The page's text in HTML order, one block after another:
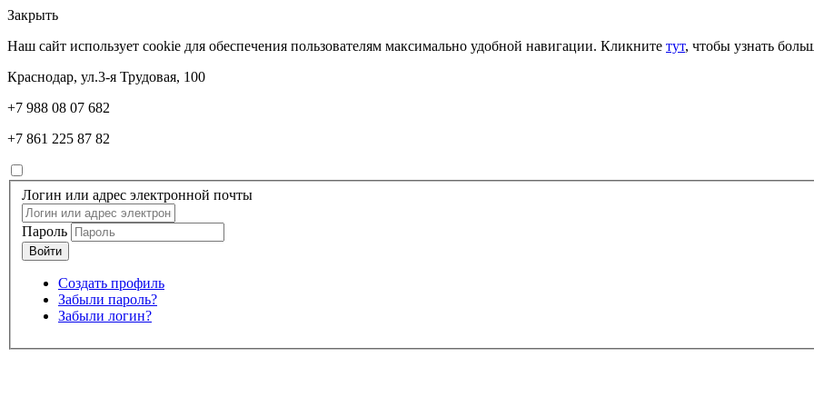
Закрыть
Наш сайт использует cookie для обеспечения пользователям максимально удобной навигации. Кликните тут, чтобы узнать
Краснодар, ул.3-я Трудовая, 100
+7 988 08 07 682
+7 861 225 87 82
Логин или адрес электронной почты
Пароль
Создать профиль
Забыли пароль?
Забыли логин?